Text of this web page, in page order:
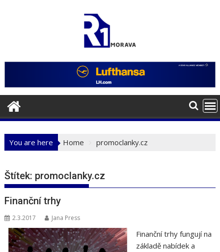
You are here Home promoclanky.cz
Štítek: promoclanky.cz
Finanční trhy
2.3.2017 Jana Press
Finanční trhy fungují na
základě nabídek a